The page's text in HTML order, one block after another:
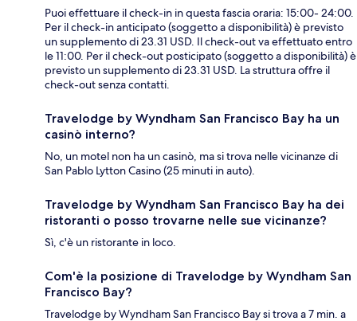
Puoi effettuare il check-in in questa fascia oraria: 15:00- 24:00.
Per il check-in anticipato (soggetto a disponibilità) è previsto
un supplemento di 23.31 USD. Il check-out va effettuato entro
le 11:00. Per il check-out posticipato (soggetto a disponibilità) è
previsto un supplemento di 23.31 USD. La struttura offre il
check-out senza contatti.
Travelodge by Wyndham San Francisco Bay ha un
casinò interno?
No, un motel non ha un casinò, ma si trova nelle vicinanze di
San Pablo Lytton Casino (25 minuti in auto).
Travelodge by Wyndham San Francisco Bay ha dei
ristoranti o posso trovarne nelle sue vicinanze?
Sì, c'è un ristorante in loco.
Com'è la posizione di Travelodge by Wyndham San
Francisco Bay?
Travelodge by Wyndham San Francisco Bay si trova a 7 min. a